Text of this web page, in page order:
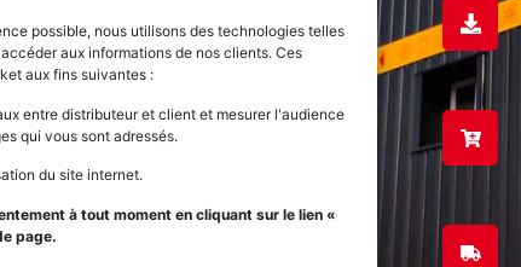
possible, nous utilisons des technologies telles
aux informations de nos clients. Ces
aux fins suivantes :
entre distributeur et client et mesurer l'audience
qui vous sont adressés.
du site internet.
à tout moment en cliquant sur le lien «
page.
Accueil
Panier